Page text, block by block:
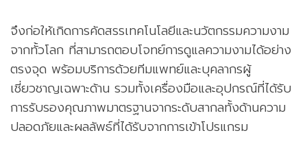
จึงก่อให้เกิดการคัดสรรเทคโนโลยีและนวัตกรรมความงาม
จากทั้วโลก ที่สามารถตอบโจทย์การดูแลความงามได้อย่าง
ตรงจุด พร้อมบริการด้วยทีมแพทย์และบุคลากรผู้
เชี่ยวชาญเฉพาะด้าน รวมทั้งเครื่องมือและอุปกรณ์ที่ได้รับ
การรับรองคุณภาพมาตรฐานจากระดับสากลทั้งด้านความ
ปลอดภัยและผลลัพธ์ที่ได้รับจากการเข้าโปรแกรม